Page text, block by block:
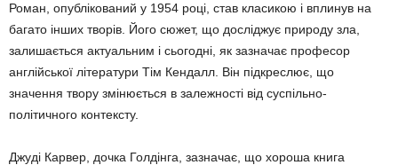
Роман, опублікований у 1954 році, став класикою і вплинув на
багато інших творів. Його сюжет, що досліджує природу зла,
залишається актуальним і сьогодні, як зазначає професор
англійської літератури Тім Кендалл. Він підкреслює, що
значення твору змінюється в залежності від суспільно-
політичного контексту.
Джуді Карвер, дочка Голдінга, зазначає, що хороша книга